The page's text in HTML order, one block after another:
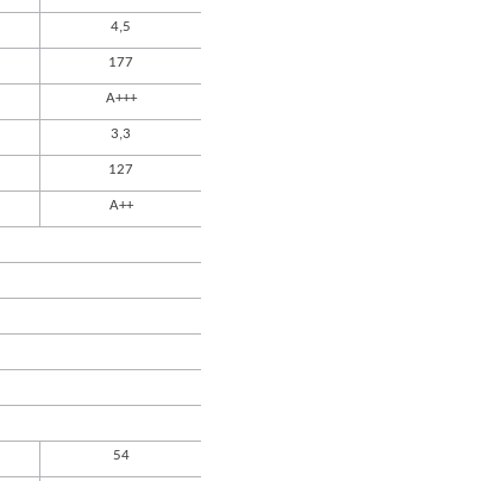
4,5
177
A+++
3,3
127
A++
54